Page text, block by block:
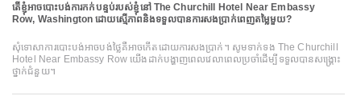
តើខ្ញុំអាចបោះបង់ការកក់បន្ទប់របស់ខ្ញុំនៅ The Churchill Hotel Near Embassy
Row, Washington ដោយស្មើភាពនិងទទួលបានការសងប្រាក់ពេញតម្លៃមួយ?
សុំទោសាការបោះបង់អាចបង់ថ្លៃគឺអាចកើតដោយការសងប្រាក់។ សូមទាក់ទង The Churchill
Hotel Near Embassy Row យើងដាក់បង្ហាញពេលវេលាពេលប្រចាំដើម្បីទទួលបានសង្គ្រោះ
ថ្នាក់ជំនួយ។